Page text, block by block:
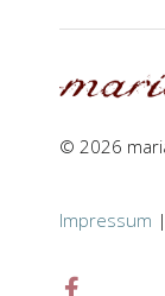
© 2026
Impressum |